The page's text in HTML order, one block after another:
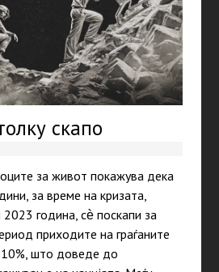
скапо
за живот покажува дека
за време на кризата,
година, сѐ поскапи за
приходите на граѓаните
што доведе до